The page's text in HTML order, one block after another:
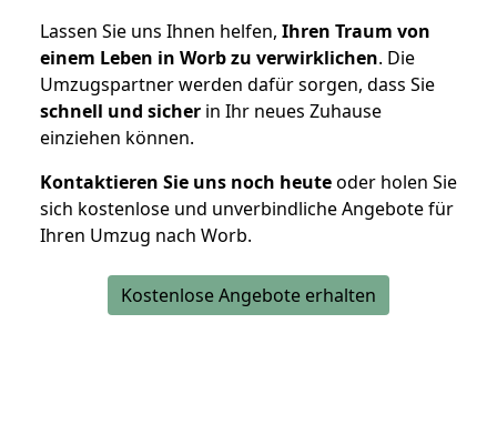
Lassen Sie uns Ihnen helfen, Ihren Traum von
einem Leben in Worb zu verwirklichen. Die
Umzugspartner werden dafür sorgen, dass Sie
schnell und sicher in Ihr neues Zuhause
einziehen können.
Kontaktieren Sie uns noch heuteoder holen Sie
sich kostenlose und unverbindliche Angebote für
Ihren Umzug nach Worb.
Kostenlose Angebote erhalten